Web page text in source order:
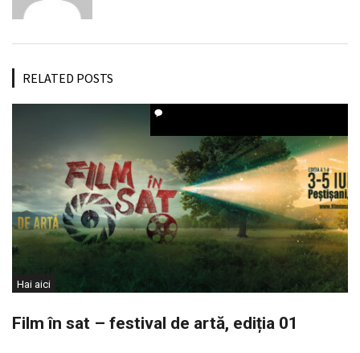
RELATED POSTS
Hai aici
Film în sat – festival de artă, ediția 01